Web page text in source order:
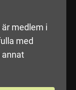
medlem i
med
annat